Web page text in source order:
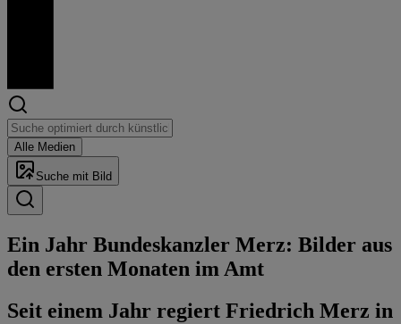
Alle Medien
Suche mit Bild
Ein Jahr Bun­des­kanz­ler Merz: Bilder aus
den ersten Monaten im Amt
Seit einem Jahr regiert Friedrich Merz in